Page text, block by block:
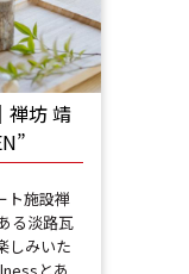
禅坊 靖
ト施設禅
る淡路瓦
しみいた